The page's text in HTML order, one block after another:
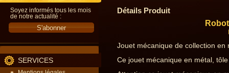
Soyez informés tous les mois
de notre actualité :
SERVICES
Détails Produit
Jouet mécanique de collection
Ce jouet mécanique en métal,